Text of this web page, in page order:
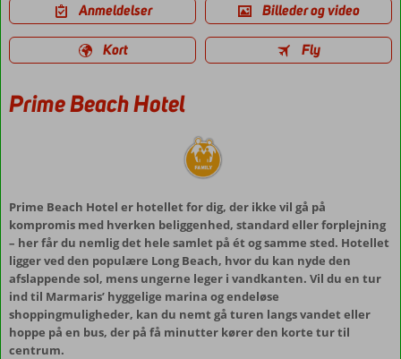
Anmeldelser Billeder og video
Kort Fly
Prime Beach Hotel
Prime Beach Hotel er hotellet for dig, der ikke vil gå på
kompromis med hverken beliggenhed, standard eller forplejning
– her får du nemlig det hele samlet på ét og samme sted. Hotellet
ligger ved den populære Long Beach, hvor du kan nyde den
afslappende sol, mens ungerne leger i vandkanten. Vil du en tur
ind til Marmaris’ hyggelige marina og endeløse
shoppingmuligheder, kan du nemt gå turen langs vandet eller
hoppe på en bus, der på få minutter kører den korte tur til
centrum.